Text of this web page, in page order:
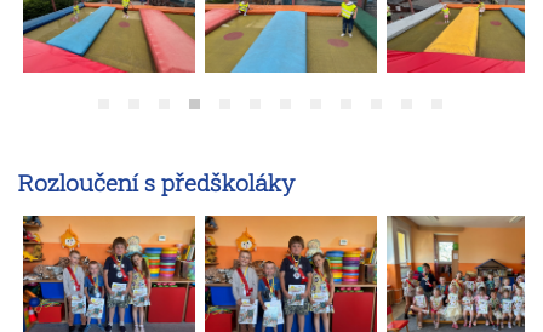
Drozdíci
Sýkorky
Vrabčáci
Kosíci
Slavíčci
Sovičky
Datlíci
Rozloučení s předškoláky